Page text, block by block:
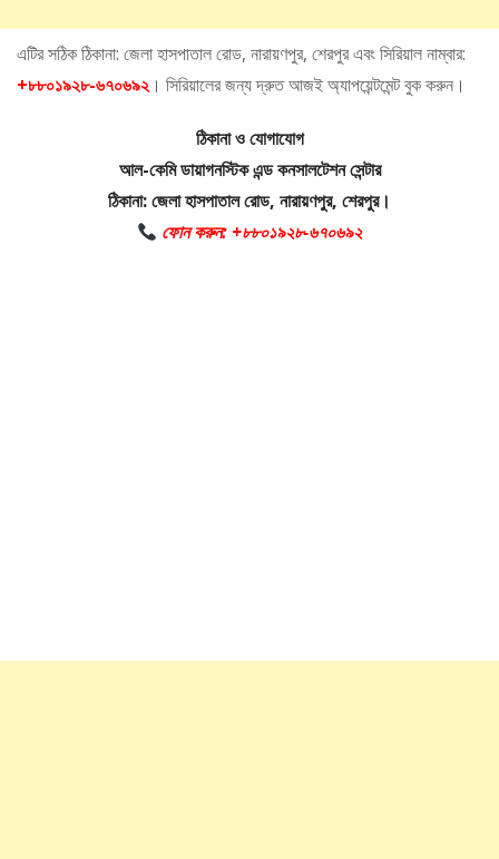
এটির সঠিক ঠিকানা: জেলা হাসপাতাল রোড, নারায়ণপুর, শেরপুর এবং সিরিয়াল নাম্বার:
+৮৮০১৯২৮-৬৭০৬৯২। সিরিয়ালের জন্য দ্রুত আজই অ্যাপয়েন্টমেন্ট বুক করুন।
ঠিকানা ও যোগাযোগ
আল-কেমি ডায়াগনস্টিক এন্ড কনসালটেশন সেন্টার
ঠিকানা: জেলা হাসপাতাল রোড, নারায়ণপুর, শেরপুর।
ফোন করুন: +৮৮০১৯২৮-৬৭০৬৯২